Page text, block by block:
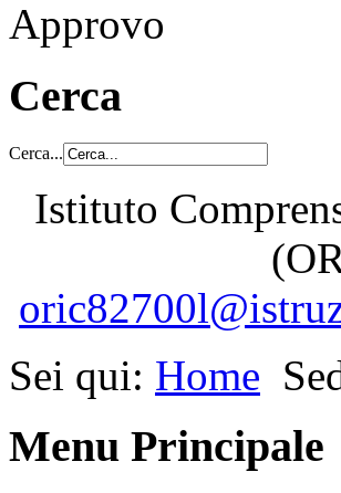
Approvo
Cerca
Cerca...
Istituto
Sei qui: Home
Menu Principale